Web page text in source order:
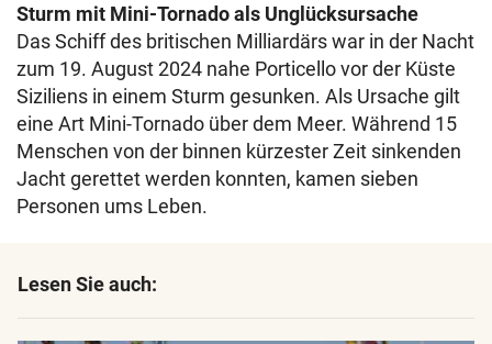
Sturm mit Mini-Tornado als Unglücksursache
Das Schiff des britischen Milliardärs war in der Nacht
zum 19. August 2024 nahe Porticello vor der Küste
Siziliens in einem Sturm gesunken. Als Ursache gilt
eine Art Mini-Tornado über dem Meer. Während 15
Menschen von der binnen kürzester Zeit sinkenden
Jacht gerettet werden konnten, kamen sieben
Personen ums Leben.
Lesen Sie auch: